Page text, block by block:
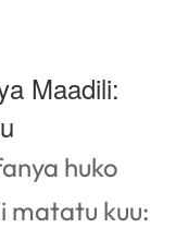
Maadili:
huko
matatu kuu: